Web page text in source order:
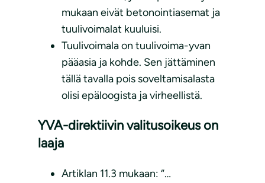
mukaan eivät betonointiasemat ja
tuulivoimalat kuuluisi.
Tuulivoimala on tuulivoima-yvan
pääasia ja kohde. Sen jättäminen
tällä tavalla pois soveltamisalasta
olisi epäloogista ja virheellistä.
YVA-direktiivin valitusoikeus on
laaja
Artiklan 11.3 mukaan: “…